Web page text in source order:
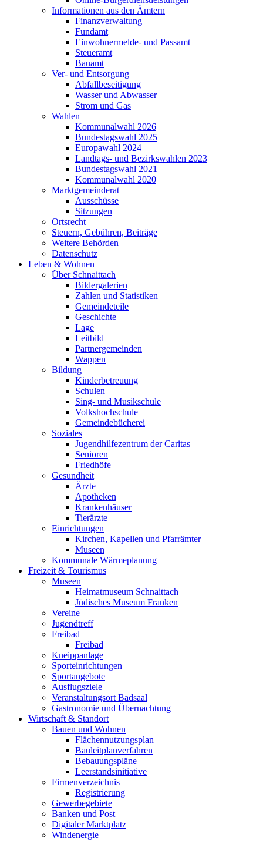
Informationen aus den Ämtern
Finanzverwaltung
Fundamt
Einwohnermelde- und Passamt
Steueramt
Bauamt
Ver- und Entsorgung
Abfallbeseitigung
Wasser und Abwasser
Strom und Gas
Wahlen
Kommunalwahl 2026
Bundestagswahl 2025
Europawahl 2024
Landtags- und Bezirkswahlen 2023
Bundestagswahl 2021
Kommunalwahl 2020
Marktgemeinderat
Ausschüsse
Sitzungen
Ortsrecht
Steuern, Gebühren, Beiträge
Weitere Behörden
Datenschutz
Leben & Wohnen
Über Schnaittach
Bildergalerien
Zahlen und Statistiken
Gemeindeteile
Geschichte
Lage
Leitbild
Partnergemeinden
Wappen
Bildung
Kinderbetreuung
Schulen
Sing- und Musikschule
Volkshochschule
Gemeindebücherei
Soziales
Jugendhilfezentrum der Caritas
Senioren
Friedhöfe
Gesundheit
Ärzte
Apotheken
Krankenhäuser
Tierärzte
Einrichtungen
Kirchen, Kapellen und Pfarrämter
Museen
Kommunale Wärmeplanung
Freizeit & Tourismus
Museen
Heimatmuseum Schnaittach
Jüdisches Museum Franken
Vereine
Jugendtreff
Freibad
Freibad
Kneippanlage
Sporteinrichtungen
Sportangebote
Ausflugsziele
Veranstaltungsort Badsaal
Gastronomie und Übernachtung
Wirtschaft & Standort
Bauen und Wohnen
Flächennutzungsplan
Bauleitplanverfahren
Bebauungspläne
Leerstandsinitiative
Firmenverzeichnis
Registrierung
Gewerbegebiete
Banken und Post
Digitaler Marktplatz
Windenergie